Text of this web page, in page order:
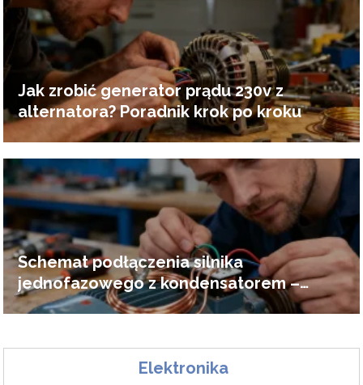
Jak zrobić generator prądu 230v z
alternatora? Poradnik krok po kroku
Schemat podłączenia silnika
jednofazowego z kondensatorem –
poradnik
Elektronika